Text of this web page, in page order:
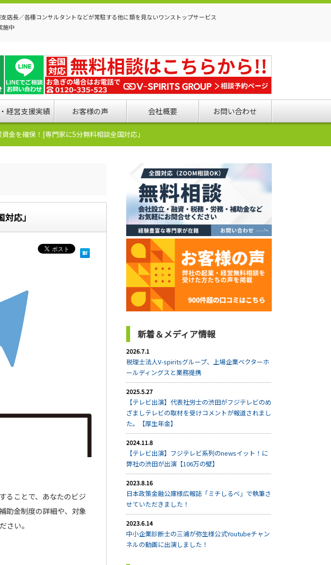
店長／各種コンサルタントなどが常駐する他に類を見ないワンストップサービス
施中
経営支援実績 お客様の声 会社概要 お問い合わせ
資金を確保！|専門家に5分無料相談全国対応」
応」
ることで、あなたのビジ
助金制度の詳細や、対象
さい。
新着＆メディア情報
2026.7.1
税理士法人V-spiritsグループ、上場企業ベクターホ
ールディングスと業務提携
2025.5.27
【テレビ出演】代表社労士の渋田がフジテレビのめ
ざましテレビの取材を受けコメントが報道されまし
た。【厚生年金】
2024.11.8
【テレビ出演】フジテレビ系列のnewsイット！に
弊社の渋田が出演【106万の壁】
2023.8.16
日本政策金融公庫様広報誌「ミチしるべ」で執筆さ
せていただきました！
2023.6.14
中小企業診断士の三浦が弥生様公式Youtubeチャン
ネルの動画に出演しました！